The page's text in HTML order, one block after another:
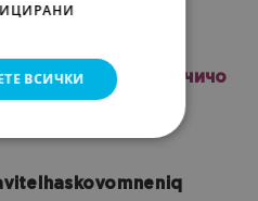
на 2 години чичо
ще го намери
ВСИЧКИ